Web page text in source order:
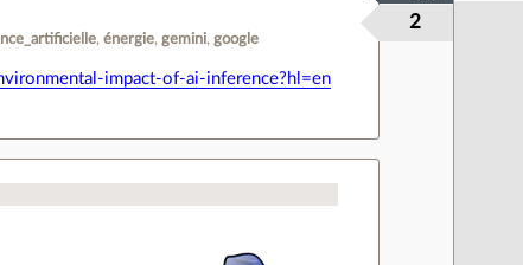
énergie gemini google
2
impact-of-ai-inference?hl=en